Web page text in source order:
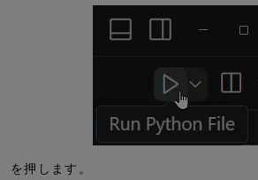
を押します。